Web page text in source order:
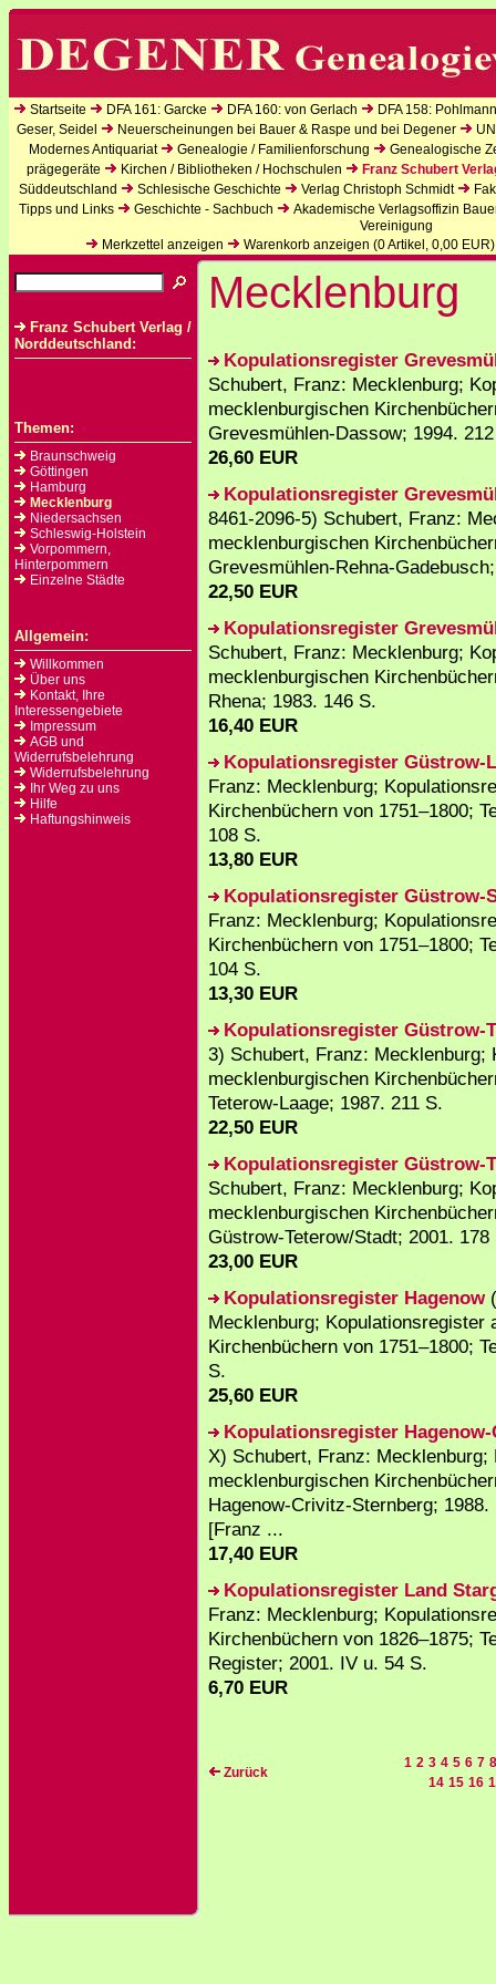
Startseite DFA 161: Garcke DFA 160: von Gerlach
DFA 158:
Geser, Seidel
Neuerscheinungen bei Bauer & Raspe und bei Degener
Modernes Antiquariat
Genealogie / Familienforschung
Genealogische
prägegeräte
Kirchen / Bibliotheken / Hochschulen
Franz Schubert
Süddeutschland
Schlesische Geschichte Verlag Christoph Schmidt
Tipps und Links
Geschichte - Sachbuch
Akademische Verlagsoffizin
Vereinigung
Merkzettel anzeigen
Warenkorb anzeigen (0Artikel, 0,00 EUR)
Franz Schubert Verlag /
Norddeutschland:
Themen:
Braunschweig
Göttingen
Hamburg
Mecklenburg
Niedersachsen
Schleswig-Holstein
Vorpommern,
Hinterpommern
Einzelne Städte
Allgemein:
Willkommen
Über uns
Kontakt, Ihre
Interessengebiete
Impressum
AGB und
Widerrufsbelehrung
Widerrufsbelehrung
Ihr Weg zu uns
Hilfe
Haftungshinweis
Mecklenburg
Kopulationsregister
Schubert, Franz: Mecklenburg;
mecklenburgischen
Grevesmühlen-Dassow; 1994.
26,60 EUR
Kopulationsregister
8461-2096-5) Schubert, Franz:
mecklenburgischen
Grevesmühlen-Rehna-
22,50 EUR
Kopulationsregister
Schubert, Franz: Mecklenburg;
mecklenburgischen
Rhena; 1983. 146 S.
16,40 EUR
Kopulationsregister Güstrow-
Franz: Mecklenburg;
Kirchenbüchern von 1751–1800;
108 S.
13,80 EUR
Kopulationsregister Güstrow-
Franz: Mecklenburg;
Kirchenbüchern von 1751–1800;
104 S.
13,30 EUR
Kopulationsregister Güstrow-
3) Schubert, Franz: Mecklenburg;
mecklenburgischen
Teterow-Laage; 1987. 211 S.
22,50 EUR
Kopulationsregister Güstrow-
Schubert, Franz: Mecklenburg;
mecklenburgischen
Güstrow-Teterow/Stadt; 2001. 178
23,00 EUR
Kopulationsregister Hagenow
Mecklenburg; Kopulationsregister
Kirchenbüchern von 1751–1800;
S.
25,60 EUR
Kopulationsregister
X) Schubert, Franz:
mecklenburgischen
Hagenow-Crivitz-Sternberg;
[Franz ...
17,40 EUR
Kopulationsregister Land
Franz: Mecklenburg;
Kirchenbüchern von 1826–1875;
Register; 2001. IV u. 54 S.
6,70 EUR
Zurück
1 2 3 4 5 6 7 8
14 15 16